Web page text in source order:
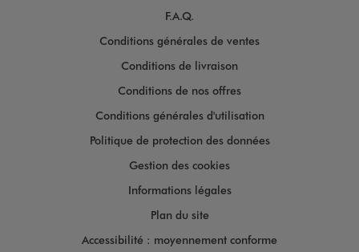
F.A.Q.
Conditions générales de ventes
Conditions de livraison
Conditions de nos offres
Conditions générales d'utilisation
Politique de protection des données
Gestion des cookies
Informations légales
Plan du site
Accessibilité : moyennement conforme